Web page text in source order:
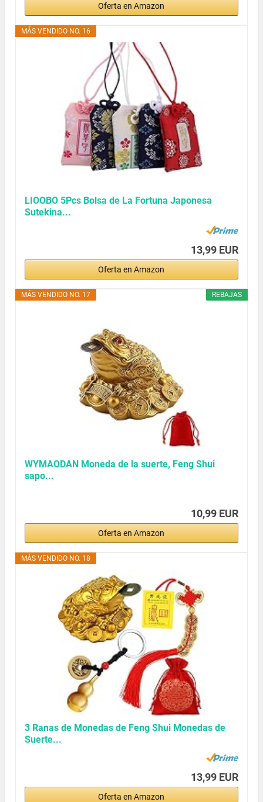
Oferta en Amazon
MÁS VENDIDO NO. 16
LIOOBO 5Pcs Bolsa de La Fortuna Japonesa
Sutekina...
13,99 EUR
Oferta en Amazon
REBAJAS
MÁS VENDIDO NO. 17
WYMAODAN Moneda de la suerte, Feng Shui
sapo...
10,99 EUR
Oferta en Amazon
MÁS VENDIDO NO. 18
3 Ranas de Monedas de Feng Shui Monedas de
Suerte...
13,99 EUR
Oferta en Amazon